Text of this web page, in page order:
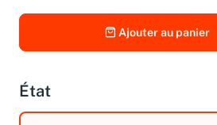
Ajouter au panier
État